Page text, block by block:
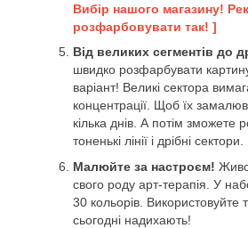
Вибір нашого магазину!
розфарбовувати так! ]
Від великих сегментів до
швидко розфарбувати
варіант! Великі сектора
концентрації. Щоб їх
кілька днів. А потім зможете
тоненькі лінії і дрібні сектори.
Малюйте за настроєм!
свого роду арт-терапія. У
30 кольорів. Використовуйте
сьогодні надихають!